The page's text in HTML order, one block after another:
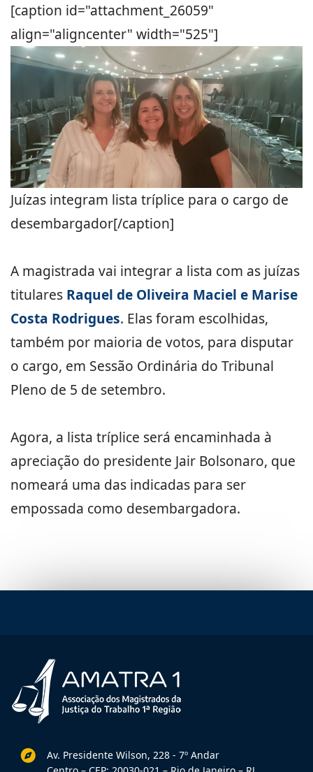
[caption id="attachment_26059"
align="aligncenter" width="525"]
Juízas integram lista tríplice para o cargo de
desembargador[/caption]
A magistrada vai integrar a lista com as juízas
titulares Raquel de Oliveira Maciel e Marise
Costa Rodrigues. Elas foram escolhidas,
também por maioria de votos, para disputar
o cargo, em Sessão Ordinária do Tribunal
Pleno de 5 de setembro.
Agora, a lista tríplice será encaminhada à
apreciação do presidente Jair Bolsonaro, que
nomeará uma das indicadas para ser
empossada como desembargadora.
Av. Presidente Wilson, 228 - 7º Andar